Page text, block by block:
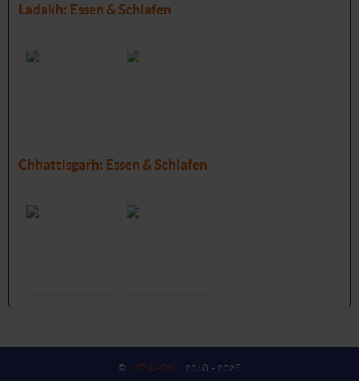
Ladakh: Essen & Schlafen
Chhattisgarh: Essen & Schlafen
© dTW-OK 2018 - 2026